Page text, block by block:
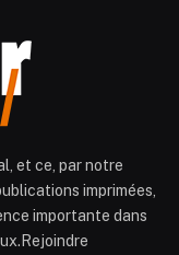
et ce, par notre
imprimées,
importante dans